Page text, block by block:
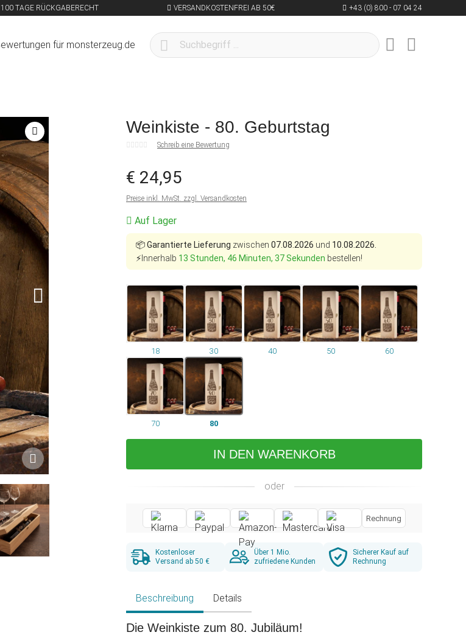
100 TAGE RÜCKGABERECHT VERSANDKOSTENFREI AB 50€ +43 (0) 800 - 07 04 24
Weinkiste - 80. Geburtstag
Schreib eine Bewertung
€ 24,95
Preise inkl. MwSt. zzgl. Versandkosten
Auf Lager
📦Garantierte Lieferung zwischen 07.08.2026 und 10.08.2026.
⚡Innerhalb 13 Stunden, 46 Minuten, 36 Sekunden bestellen!
18 30 40 50 60
70 80
IN DEN WARENKORB
oder
Rechnung
Kostenloser
Versand ab 50 €
Über 1 Mio.
zufriedene Kunden
Sicherer Kauf auf
Rechnung
Beschreibung Details
Die Weinkiste zum 80. Jubiläum!